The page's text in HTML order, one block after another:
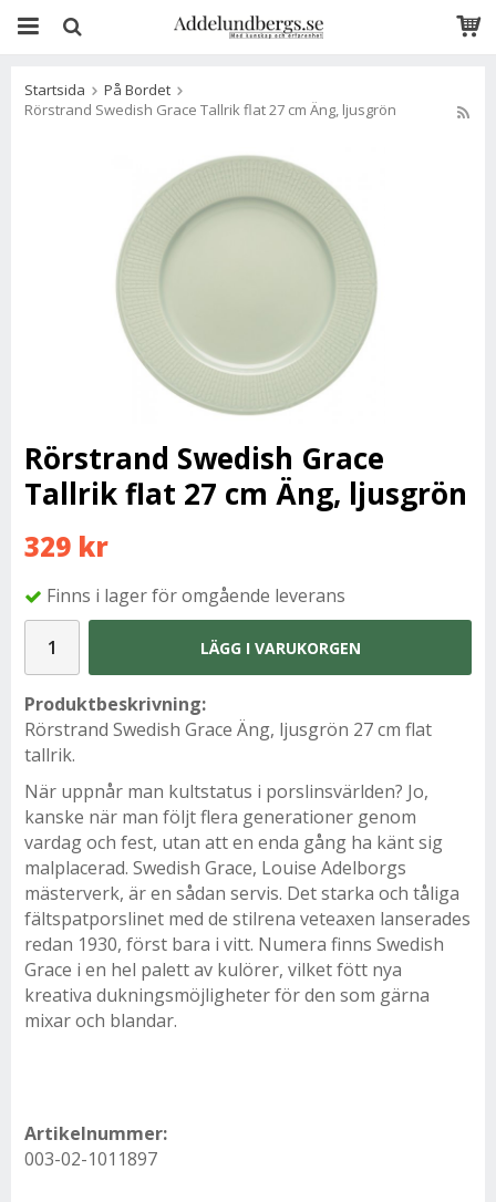
Startsida
På Bordet
Rörstrand Swedish Grace Tallrik flat 27 cm Äng, ljusgrön
Rörstrand Swedish Grace
Tallrik flat 27 cm Äng, ljusgrön
329 kr
Finns i lager för omgående leverans
LÄGG I VARUKORGEN
Produktbeskrivning:
Rörstrand Swedish Grace Äng, ljusgrön 27 cm flat
tallrik.
När uppnår man kultstatus i porslinsvärlden? Jo,
kanske när man följt flera generationer genom
vardag och fest, utan att en enda gång ha känt sig
malplacerad. Swedish Grace, Louise Adelborgs
mästerverk, är en sådan servis. Det starka och tåliga
fältspatporslinet med de stilrena veteaxen lanserades
redan 1930, först bara i vitt. Numera finns Swedish
Grace i en hel palett av kulörer, vilket fött nya
kreativa dukningsmöjligheter för den som gärna
mixar och blandar.
Artikelnummer:
003-02-1011897